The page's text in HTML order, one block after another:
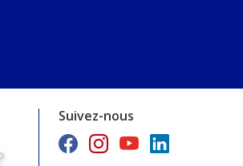
Suivez-nous